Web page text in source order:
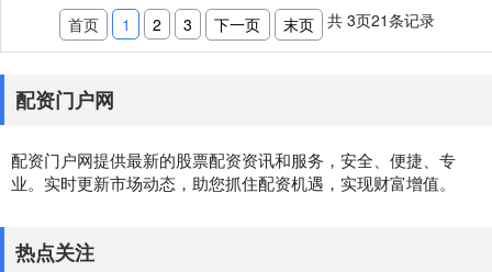
首页 1 2 3 下一页 末页 共 3页21条记录
配资门户网
配资门户网提供最新的股票配资资讯和服务，安全、便捷、专
业。实时更新市场动态，助您抓住配资机遇，实现财富增值。
热点关注